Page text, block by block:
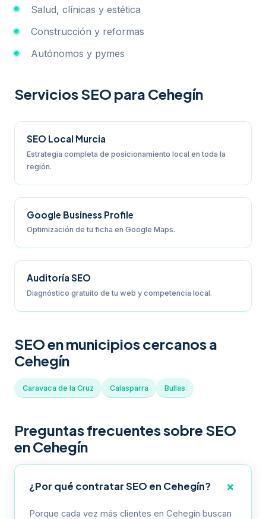
Salud, clínicas y estética
Construcción y reformas
Autónomos y pymes
Servicios SEO para Cehegín
SEO Local Murcia
Estrategia completa de posicionamiento local en toda la
región.
Google Business Profile
Optimización de tu ficha en Google Maps.
Auditoría SEO
Diagnóstico gratuito de tu web y competencia local.
SEO en municipios cercanos a
Cehegín
Caravaca de la Cruz Calasparra Bullas
Preguntas frecuentes sobre SEO
en Cehegín
¿Por qué contratar SEO en Cehegín?
Porque cada vez más clientes en Cehegín buscan